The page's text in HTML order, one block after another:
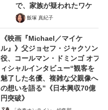
で、家族が疑われたワケ
飯塚 真紀子
《映画『Michael／マイケ
ル』》父ジョセフ・ジャクソン
役、コールマン・ドミンゴ オフ
ィシャルインタビュー“観客を
魅了した名優、複雑な父親像へ
の想いを語る”《日本興収70億
円突破》